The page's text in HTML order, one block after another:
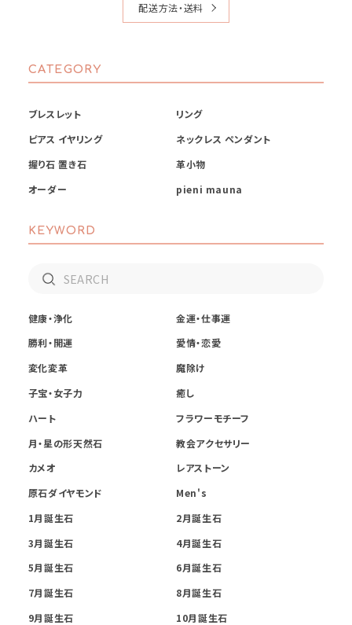
配送方法・送料
CATEGORY
ブレスレット
リング
ピアス イヤリング
ネックレス ペンダント
握り石 置き石
革小物
オーダー
pieni mauna
KEYWORD
健康・浄化
金運・仕事運
勝利・開運
愛情・恋愛
変化変革
魔除け
子宝・女子力
癒し
ハート
フラワーモチーフ
月・星の形天然石
教会アクセサリー
カメオ
レアストーン
原石ダイヤモンド
Men's
1月誕生石
2月誕生石
3月誕生石
4月誕生石
5月誕生石
6月誕生石
7月誕生石
8月誕生石
9月誕生石
10月誕生石